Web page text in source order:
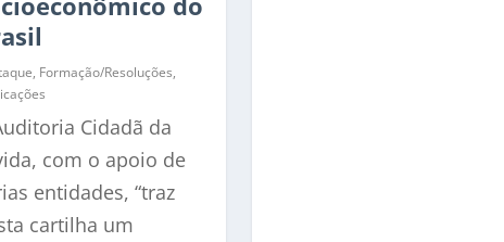
, Formação/Resoluções,
Cidadã da
com o apoio de
entidades, “traz
cartilha um